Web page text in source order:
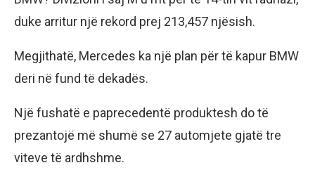
duke arritur një rekord prej 213,457 njësish.
Megjithatë, Mercedes ka një plan për të kapur BMW
deri në fund të dekadës.
Një fushatë e paprecedentë produktesh do të
prezantojë më shumë se 27 automjete gjatë tre
viteve të ardhshme.